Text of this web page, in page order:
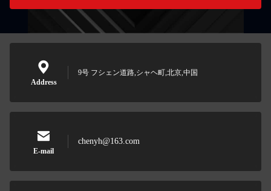
Address
9号 フシェン道路,シャヘ町,北京,中国
E-mail
chenyh@163.com